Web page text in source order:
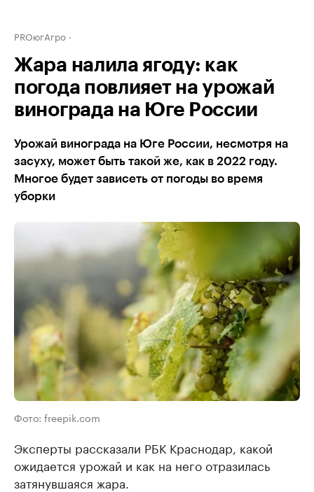
PROюгАгро
Жара налила ягоду: как
погода повлияет на урожай
винограда на Юге России
Урожай винограда на Юге России, несмотря на
засуху, может быть такой же, как в 2022 году.
Многое будет зависеть от погоды во время
уборки
Фото: freepik.com
Эксперты рассказали РБК Краснодар, какой
ожидается урожай и как на него отразилась
затянувшаяся жара.